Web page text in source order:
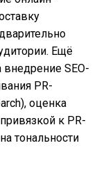
Ещё
SEO-
PR-
оценка
к PR-
тональности